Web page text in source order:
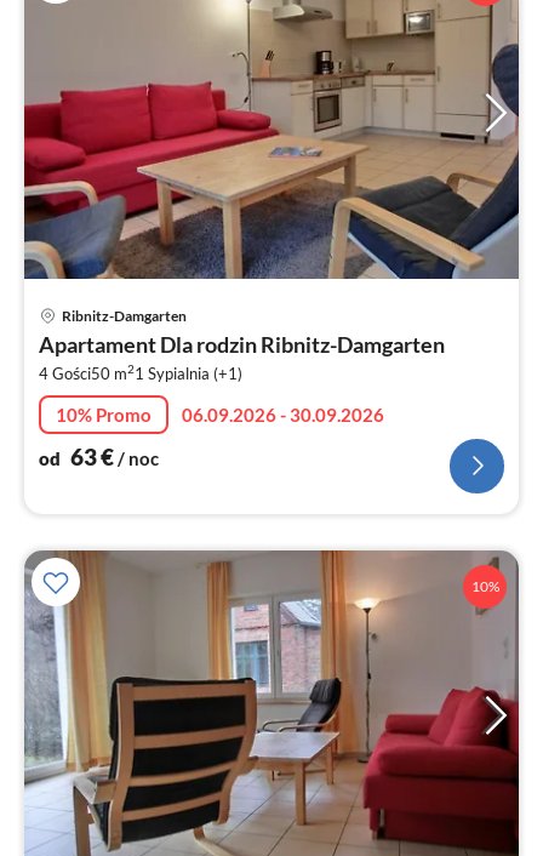
Ribnitz-Damgarten
Apartament Dla rodzin Ribnitz-Damgarten
4 Gości50 m21 Sypialnia (+1)
10% Promo
06.09.2026 - 30.09.2026
od 63€ / noc
10%